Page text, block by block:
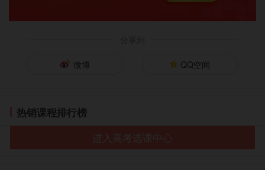
高校根据各专业培养需求从合格性学业水平考试科目中
考学业水平等级性考试选考科目。
同专业要求设定的综合专业课一科或专业基础课、职业
技能课两科，考试内容和考试方式由招生学校自主确
定，并根据专业特点及培养要求组织命题、考试和评
微博 QQ空间
热销课程排行榜
进入高考选课中心